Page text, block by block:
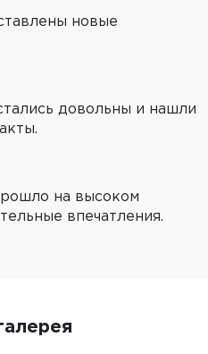
новые
довольны и нашли
на высоком
впечатления.